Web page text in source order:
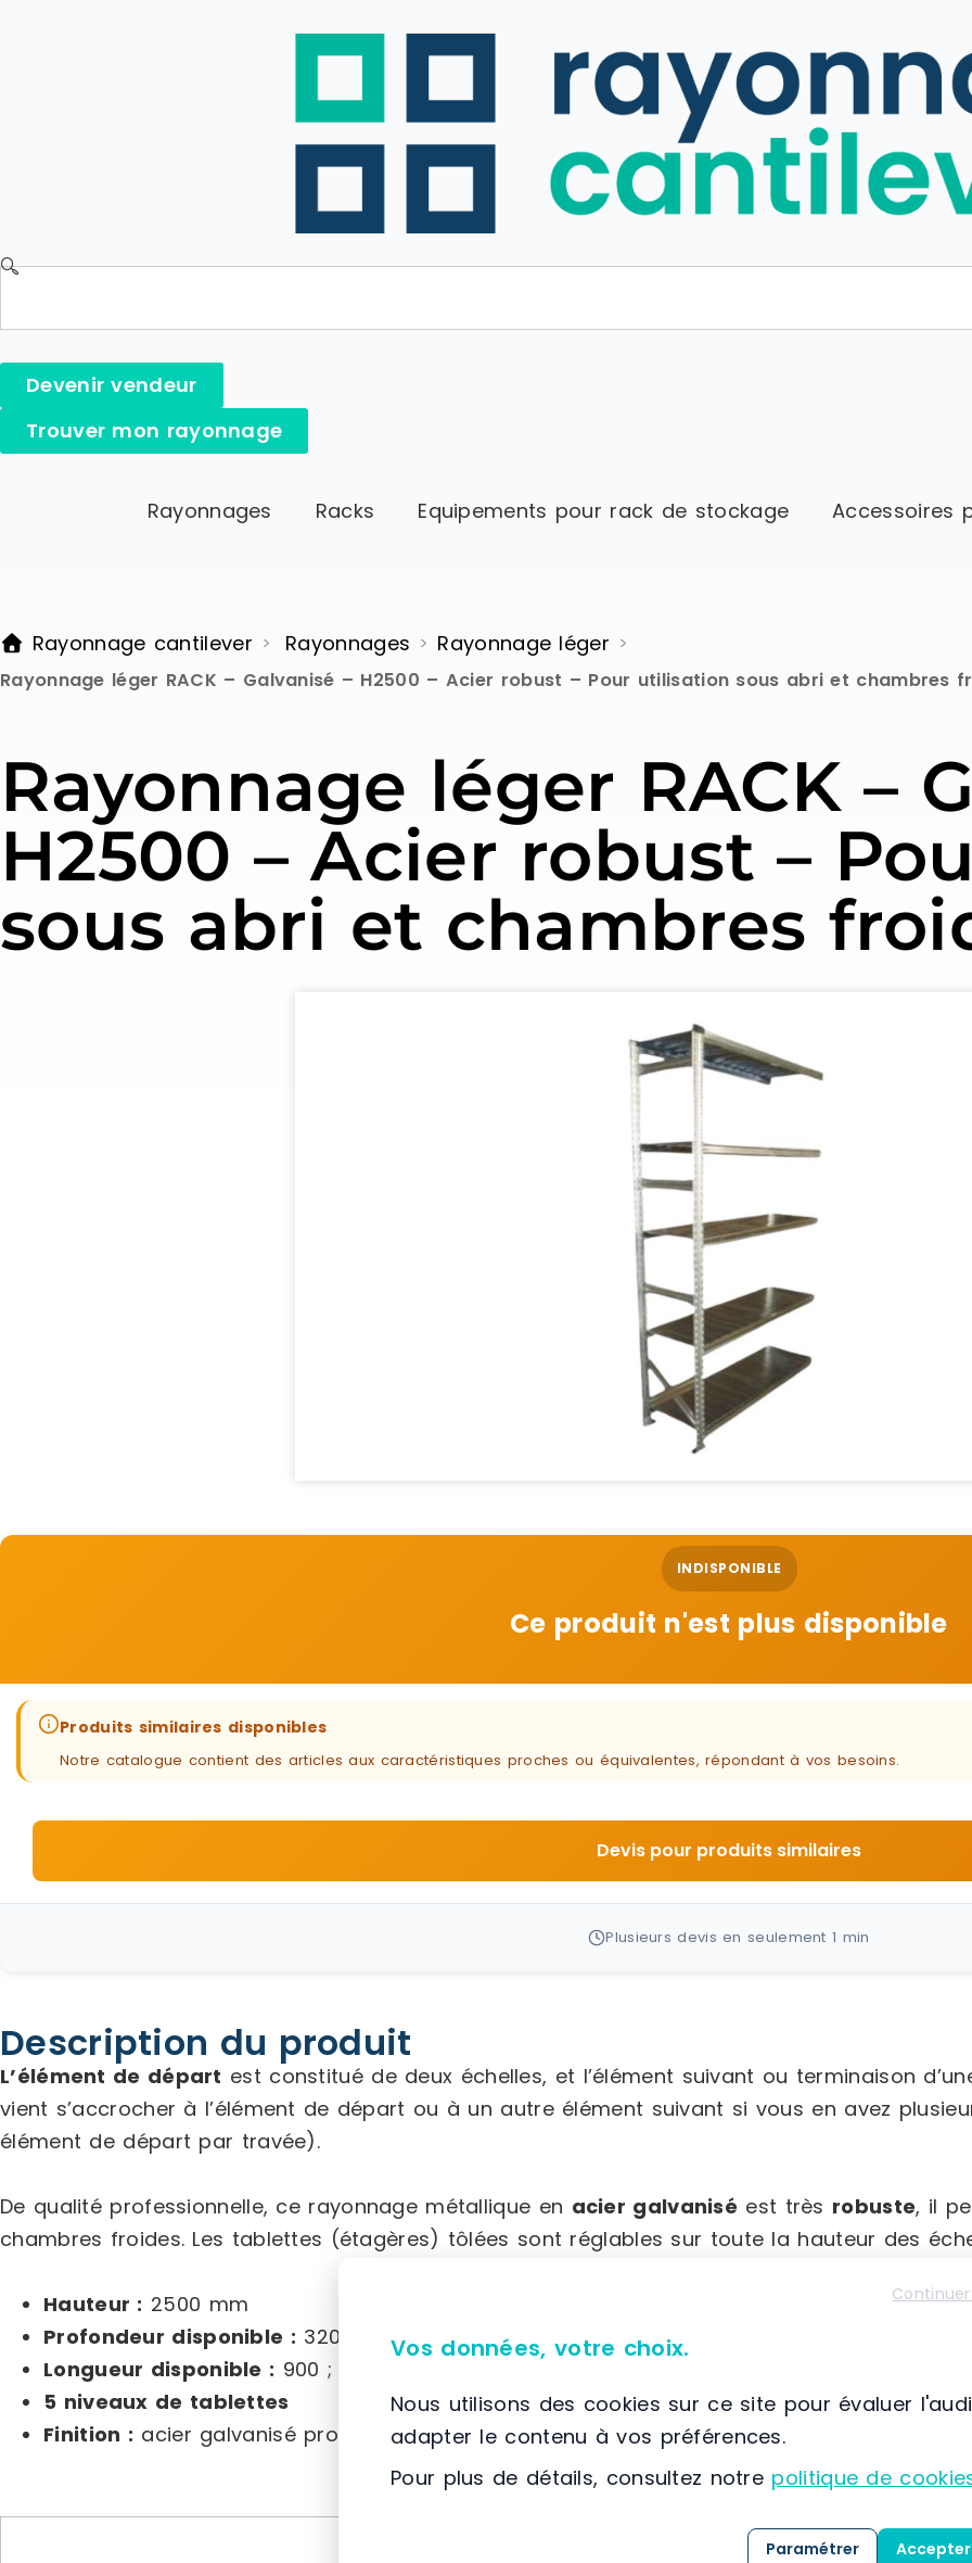
Devenir vendeur
Trouver mon rayonnage
Rayonnages Racks Equipements pour rack de stockage Accessoires
Rayonnage cantilever > Rayonnages > Rayonnage léger >
Rayonnage léger RACK – Galvanisé – H2500 – Acier robust – Pour utilisation sous abri et chambres
Rayonnage léger RACK –
H2500 – Acier robust –
sous abri et chambres
INDISPONIBLE
Ce produit n'est plus disponible
Produits similaires disponibles
Notre catalogue contient des articles aux caractéristiques proches ou équivalentes, répondant à vos besoins.
Devis pour produits similaires
Plusieurs devis en seulement 1 min
Description du produit
L’élément de départ est constitué de deux échelles, et l’élément suivant ou terminaison
vient s’accrocher à l’élément de départ ou à un autre élément suivant si vous en avez
élément de départ par travée).
De qualité professionnelle, ce rayonnage métallique en acier galvanisé est très robuste, il
chambres froides. Les tablettes (étagères) tôlées sont réglables sur toute la hauteur des
Hauteur : 2500 mm
Profondeur disponible : 320 ; 400 ; 500 ; 600 ; 700 ; 800 mm
Longueur disponible : 900 ; 1200 ; 1500 mm
5 niveaux de tablettes
Finition : acier galvanisé procédé « Sendzimir »
Caractéristiques du matériel
Vos données, votre choix.
Nous utilisons des cookies sur ce site pour évaluer
adapter le contenu à vos préférences.
Pour plus de détails, consultez notre politique de
Paramétrer